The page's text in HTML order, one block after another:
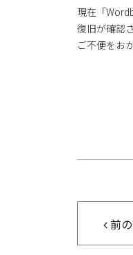
現在「
復旧が確認
ご不便をお
前